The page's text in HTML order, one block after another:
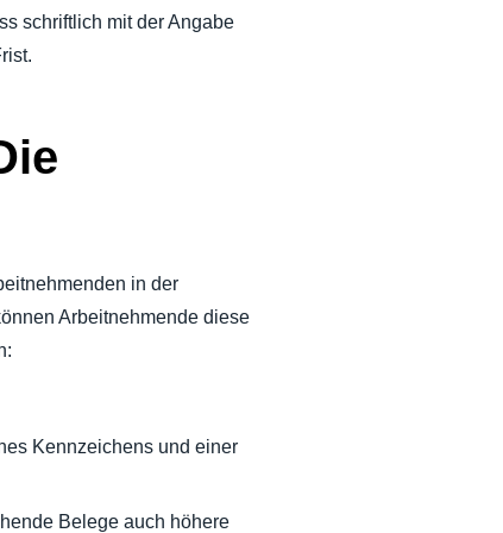
schriftlich mit der Angabe
in der
Arbeitnehmende diese
Kennzeichens und einer
Belege auch höhere